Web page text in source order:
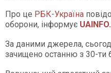
Про це РБК-Україна
оборони, інформує
За даними джерела,
зачищено останню з 30-ти